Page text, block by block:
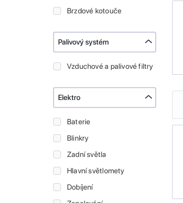
Brzdové kotouče
Palivový systém
Vzduchové a palivové filtry
Elektro
Baterie
Blinkry
Zadní světla
Hlavní světlomety
Dobíjení